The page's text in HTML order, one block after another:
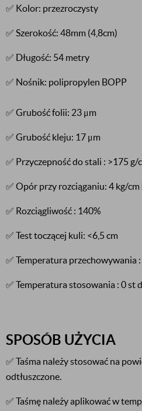
✅ Kolor: przezroczysty
✅ Szerokość: 48mm (4,8cm)
✅ Długość: 54 metry
✅ Nośnik: polipropylen BOPP
✅ Grubość folii: 23 μm
✅ Grubość kleju: 17 μm
✅ Przyczepność do stali : >175 g/
✅ Opór przy rozciąganiu: 4 kg/cm
✅ Rozciągliwość : 140%
✅ Test toczącej kuli: <6,5 cm
✅ Temperatura przechowywania
✅ Temperatura stosowania : 0 st
SPOSÓB UŻYCIA
✅ Taśma należy stosować na
odtłuszczone.
✅ Taśmę należy aplikować w